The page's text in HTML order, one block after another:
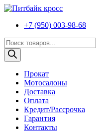
+7 (950) 003-98-68
Поиск
товаров
Прокат
Мотосалоны
Доставка
Оплата
Кредит/Рассрочка
Гарантия
Контакты